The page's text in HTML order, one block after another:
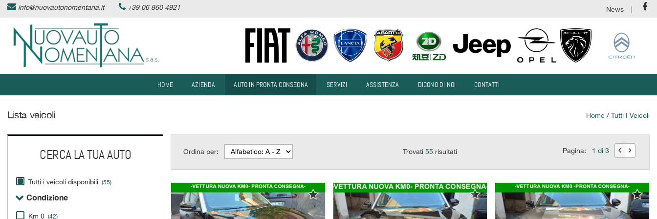
AZIENDA
DICONO DI NOI
CONTATTI
info@nuovautonomentana.it +39 06 860 4921 News
HOME AZIENDA AUTO IN PRONTA CONSEGNA SERVIZI ASSISTENZA DICONO DI NOI CONTATTI
Lista veicoli Home / Tutti I Veicoli
CERCA LA TUA AUTO
Tutti i veicoli disponibili (55)
Condizione
Km 0 (42)
Ordina per: Trovati 55 risultati Pagina: 1 di 3
tue
preferenze
di
consenso
Il
pannello
consente
esprimere
consenso
tecnologie
di